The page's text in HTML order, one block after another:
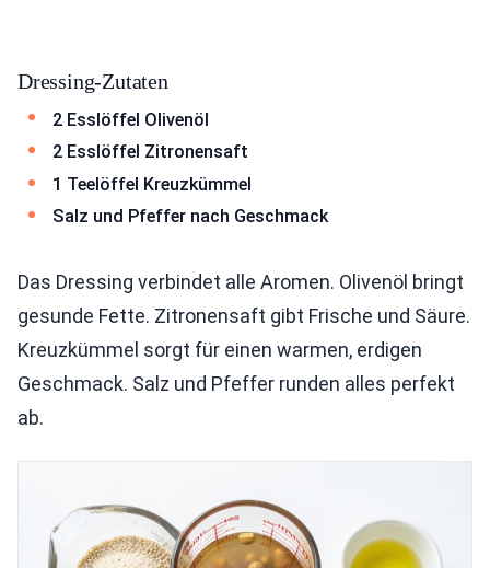
Dressing-Zutaten
2 Esslöffel Olivenöl
2 Esslöffel Zitronensaft
1 Teelöffel Kreuzkümmel
Salz und Pfeffer nach Geschmack
Das Dressing verbindet alle Aromen. Olivenöl bringt
gesunde Fette. Zitronensaft gibt Frische und Säure.
Kreuzkümmel sorgt für einen warmen, erdigen
Geschmack. Salz und Pfeffer runden alles perfekt
ab.